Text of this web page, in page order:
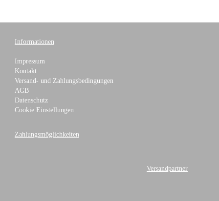
Informationen
Impressum
Kontakt
Versand- und Zahlungsbedingungen
AGB
Datenschutz
Cookie Einstellungen
Zahlungsmöglichkeiten
Versandpartner